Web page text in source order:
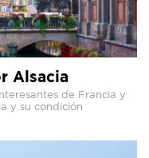
Alsacia
de Francia y
y su condición